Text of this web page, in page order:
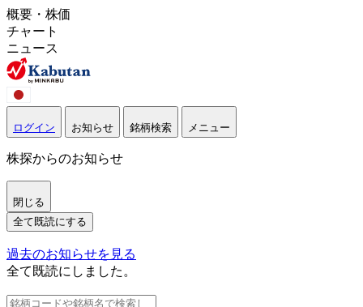
概要・株価
チャート
ニュース
ログイン お知らせ 銘柄検索 メニュー
株探からのお知らせ
閉じる
全て既読にする
過去のお知らせを見る
全て既読にしました。